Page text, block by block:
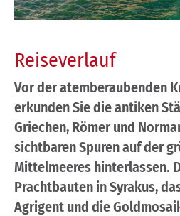
Reiseverlauf
Vor der atemberaubenden
erkunden Sie die antiken
Griechen, Römer und
sichtbaren Spuren auf der
Mittelmeeres hinterlassen.
Prachtbauten in Syrakus,
Agrigent und die